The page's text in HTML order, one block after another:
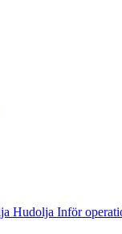
Hudolja Inför